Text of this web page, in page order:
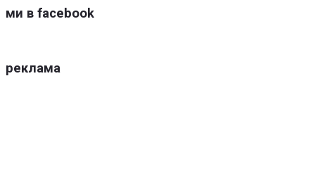
ми в facebook
реклама